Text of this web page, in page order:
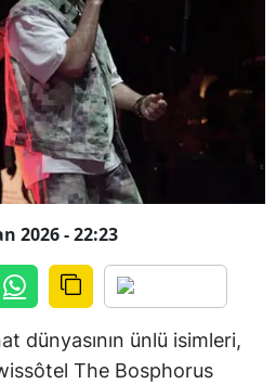
2026 - 22:23
dünyasının ünlü isimleri,
The Bosphorus